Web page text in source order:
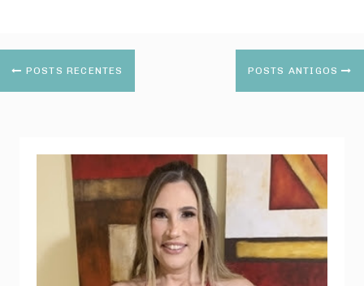
POSTS RECENTES POSTS ANTIGOS